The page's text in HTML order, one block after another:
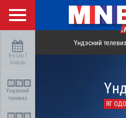
8-р сар 7
Баасан
Үндэсний
телевиз
Үндэсний телевиз
ЯГ